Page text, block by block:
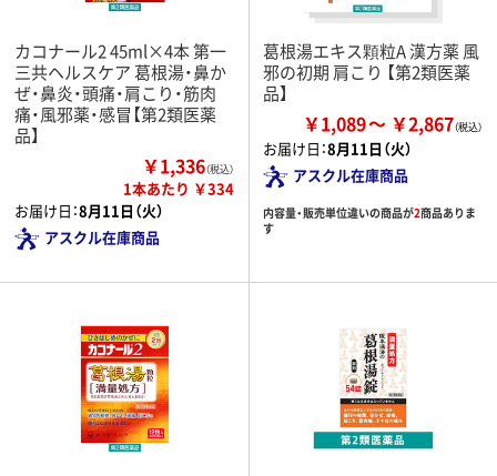
カコナール2 45ml×4本 第一
三共ヘルスケア 葛根湯・鼻か
ぜ・鼻炎・頭痛・肩こり・筋肉
痛・風邪薬・感冒【第2類医薬
品】
￥1,336（税込）
1本あたり ￥334
お届け日：8月11日（火）
アスクル在庫商品
葛根湯エキス顆粒A 漢方薬 風
邪の初期 肩こり 【第2類医薬
品】
￥1,089 ￥2,867
お届け日：8月11日（火）
アスクル在庫商品
内容量・販売単位違いの商品が2商品ありま
す